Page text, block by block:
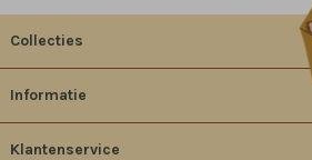
Collecties
Informatie
Klantenservice